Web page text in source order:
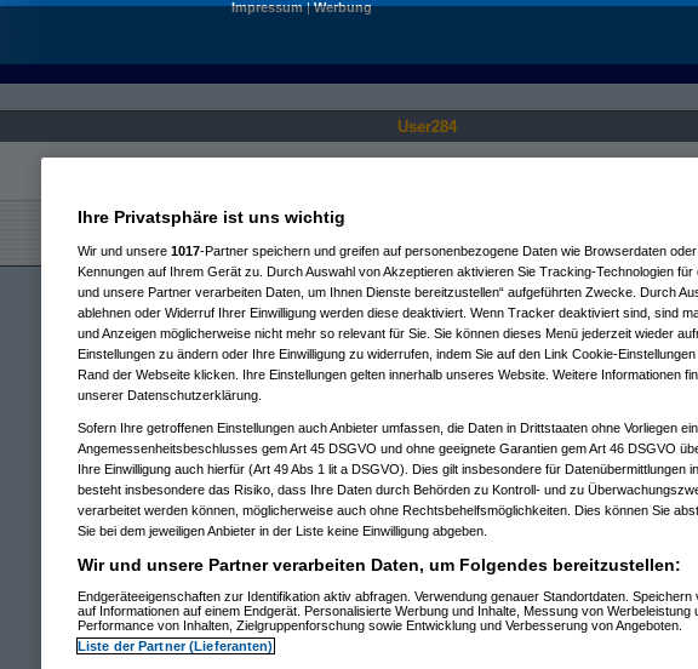
Impressum|Werbung
User284
Ihre Privatsphäre ist uns wichtig
Wir und unsere 1017-Partner speichern und greifen auf personenbezogene Daten wie Browserdaten
Kennungen auf Ihrem Gerät zu. Durch Auswahl von Akzeptieren aktivieren Sie Tracking-Technologien für
und unsere Partner verarbeiten Daten, um Ihnen Dienste bereitzustellen“ aufgeführten Zwecke. Durch
ablehnen oder Widerruf Ihrer Einwilligung werden diese deaktiviert. Wenn Tracker deaktiviert sind, sind
und Anzeigen möglicherweise nicht mehr so relevant für Sie. Sie können dieses Menü jederzeit wieder
Einstellungen zu ändern oder Ihre Einwilligung zu widerrufen, indem Sie auf den Link Cookie-
Rand der Webseite klicken. Ihre Einstellungen gelten innerhalb unseres Website. Weitere Informationen
unserer Datenschutzerklärung.
Sofern Ihre getroffenen Einstellungen auch Anbieter umfassen, die Daten in Drittstaaten ohne Vorliegen
Angemessenheitsbeschlusses gem Art 45 DSGVO und ohne geeignete Garantien gem Art 46 DSGVO
Ihre Einwilligung auch hierfür (Art 49 Abs 1 lit a DSGVO). Dies gilt insbesondere für Datenübermittlungen
besteht insbesondere das Risiko, dass Ihre Daten durch Behörden zu Kontroll- und zu
verarbeitet werden können, möglicherweise auch ohne Rechtsbehelfsmöglichkeiten. Dies können Sie
Sie bei dem jeweiligen Anbieter in der Liste keine Einwilligung abgeben.
Wir und unsere Partner verarbeiten Daten, um Folgendes bereitzustellen:
Endgeräteeigenschaften zur Identifikation aktiv abfragen. Verwendung genauer Standortdaten. Speichern
auf Informationen auf einem Endgerät. Personalisierte Werbung und Inhalte, Messung von Werbeleistung
Performance von Inhalten, Zielgruppenforschung sowie Entwicklung und Verbesserung von Angeboten.
Liste der Partner (Lieferanten)